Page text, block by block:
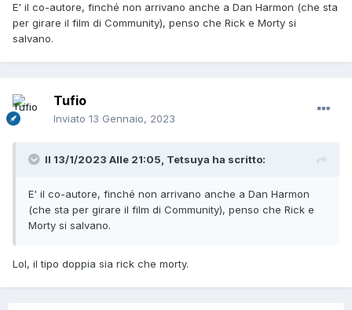
E' il co-autore, finché non arrivano anche a Dan Harmon (che sta
per girare il film di Community), penso che Rick e Morty si
salvano.
Tufio
Inviato 13 Gennaio, 2023
Il 13/1/2023 Alle 21:05, Tetsuya ha scritto:
E' il co-autore, finché non arrivano anche a Dan Harmon
(che sta per girare il film di Community), penso che Rick e
Morty si salvano.
Lol, il tipo doppia sia rick che morty.